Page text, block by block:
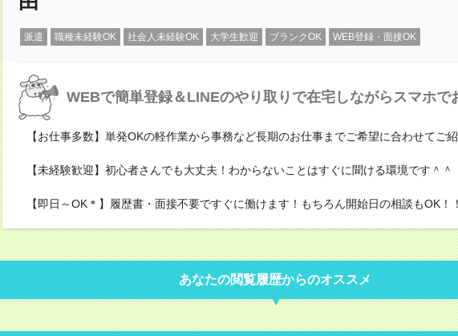
派遣 職種未経験OK 社会人未経験OK 大学生歓迎 ブランクOK WEB登録・面接OK
WEBで簡単登録＆LINEのやり取りで在宅しながらスマホで
【お仕事多数】単発OKの軽作業から事務など長期のお仕事までご希望に合わせてご紹
【未経験歓迎】初心者さんでも大丈夫！わからないことはすぐに聞ける環境です＾＾
【即日～OK＊】履歴書・面接不要ですぐに働けます！もちろん開始日の相談もOK！！
あなたの閲覧履歴からのオススメ